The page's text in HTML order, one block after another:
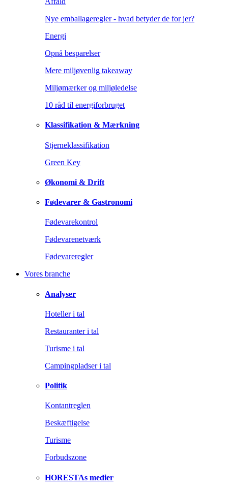
Nye emballageregler - hvad betyder de for jer?
Energi
Opnå besparelser
Mere miljøvenlig takeaway
Miljømærker og miljøledelse
10 råd til energiforbruget
Klassifikation & Mærkning
Stjerneklassifikation
Green Key
Økonomi & Drift
Fødevarer & Gastronomi
Fødevarekontrol
Fødevarenetværk
Fødevareregler
Vores branche
Analyser
Hoteller i tal
Restauranter i tal
Turisme i tal
Campingpladser i tal
Politik
Kontantreglen
Beskæftigelse
Turisme
Forbudszone
HORESTAs medier